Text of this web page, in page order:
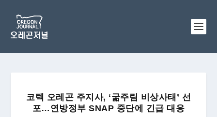
코텍 오레곤 주지사, ‘굶주림 비상사태’ 선
포…연방정부 SNAP 중단에 긴급 대응